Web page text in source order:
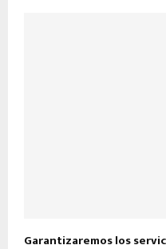
Garantizaremos los